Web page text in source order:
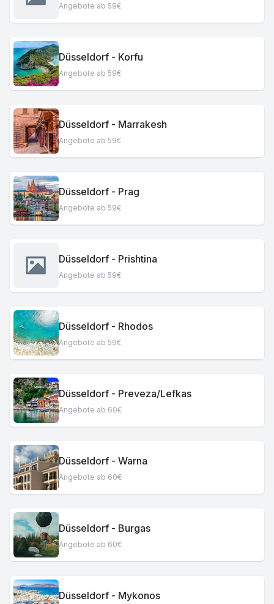
Angebote ab 59€
Düsseldorf - Korfu
Angebote ab 59€
Düsseldorf - Marrakesh
Angebote ab 59€
Düsseldorf - Prag
Angebote ab 59€
Düsseldorf - Prishtina
Angebote ab 59€
Düsseldorf - Rhodos
Angebote ab 59€
Düsseldorf - Preveza/Lefkas
Angebote ab 60€
Düsseldorf - Warna
Angebote ab 60€
Düsseldorf - Burgas
Angebote ab 60€
Düsseldorf - Mykonos